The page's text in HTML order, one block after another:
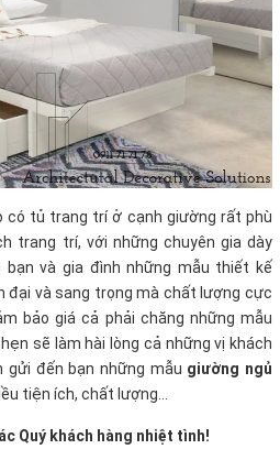
có tủ trang trí ở cạnh giường rất phù
trang trí, với những chuyên gia dày
và gia đình những mẫu thiết kế
đại và sang trọng mà chất lượng cực
bảo giá cả phải chăng những mẫu
sẽ làm hài lòng cả những vị khách
gửi đến bạn những mẫu giường ngủ
tiện ích, chất lượng...
Quý khách hàng nhiệt tình!